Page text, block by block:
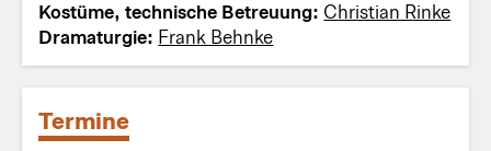
Kostüme, technische Betreuung: Christian Rinke
Dramaturgie: Frank Behnke
Termine